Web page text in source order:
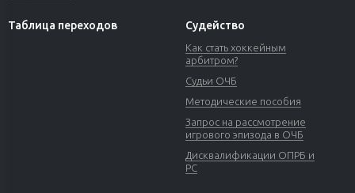
Таблица переходов Судейство
Как стать хоккейным
арбитром?
Судьи ОЧБ
Методические пособия
Запрос на рассмотрение
игрового эпизода в ОЧБ
Дисквалификации ОПРБ и
РС